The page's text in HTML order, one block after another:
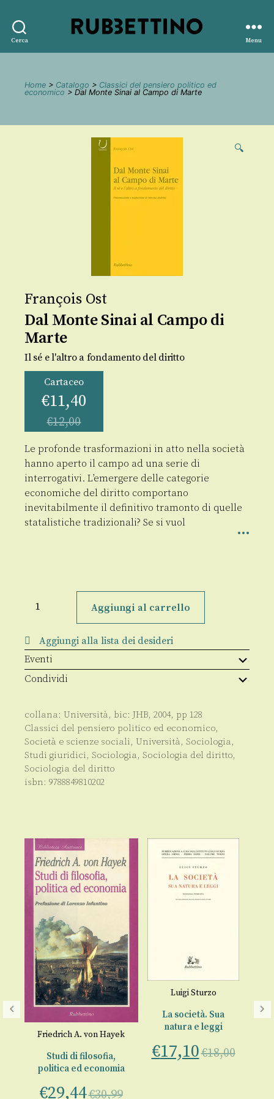
Cerca
editore
Menu
Home > Catalogo > Classici del pensiero politico ed
economico > Dal Monte Sinai al Campo di Marte
🔍
François Ost
Dal Monte Sinai al Campo di
Marte
Il sé e l'altro a fondamento del diritto
Cartaceo
€11,40
€12,00
Le profonde trasformazioni in atto nella società
hanno aperto il campo ad una serie di
interrogativi. L’emergere delle categorie
economiche del diritto comportano
inevitabilmente il definitivo tramonto di quelle
statalistiche tradizionali? Se si vuol
Monte
Campo
di
Marte
quantità
Aggiungi al carrello
Aggiungi alla lista dei desideri
Eventi
Condividi
collana: Università, bic: JHB, 2004, pp 128
Classici del pensiero politico ed economico,
Società e scienze sociali, Università, Sociologia,
Studi giuridici, Sociologia, Sociologia del diritto,
Sociologia del diritto
isbn: 9788849810202
Friedrich A. von Hayek
Studi di filosofia,
politica ed economia
€29,44€30,99
Luigi Sturzo
La società. Sua
natura e leggi
€17,10€18,00